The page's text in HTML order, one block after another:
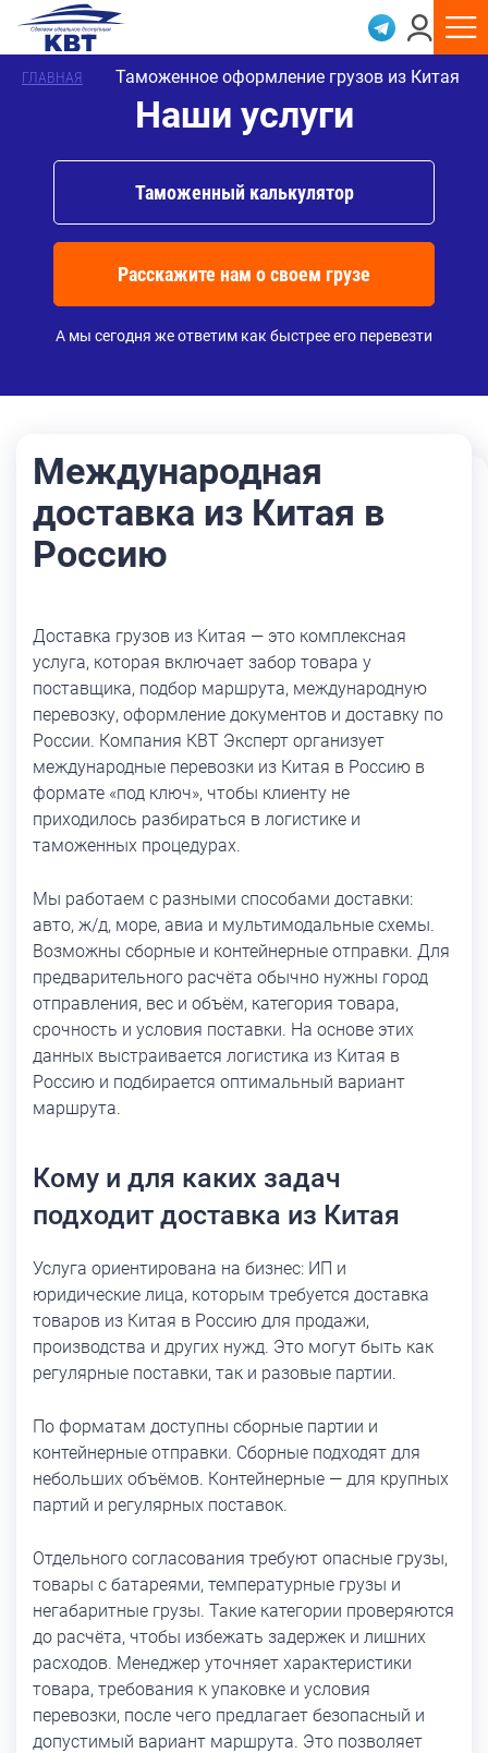
ГЛАВНАЯ Таможенное оформление грузов из Китая
Наши услуги
Таможенный калькулятор
Расскажите нам о своем грузе
А мы сегодня же ответим как быстрее его перевезти
Международная
доставка из Китая в
Россию
Доставка грузов из Китая — это комплексная
услуга, которая включает забор товара у
поставщика, подбор маршрута, международную
перевозку, оформление документов и доставку по
России. Компания КВТ Эксперт организует
международные перевозки из Китая в Россию в
формате «под ключ», чтобы клиенту не
приходилось разбираться в логистике и
таможенных процедурах.
Мы работаем с разными способами доставки:
авто, ж/д, море, авиа и мультимодальные схемы.
Возможны сборные и контейнерные отправки. Для
предварительного расчёта обычно нужны город
отправления, вес и объём, категория товара,
срочность и условия поставки. На основе этих
данных выстраивается логистика из Китая в
Россию и подбирается оптимальный вариант
маршрута.
Кому и для каких задач
подходит доставка из Китая
Услуга ориентирована на бизнес: ИП и
юридические лица, которым требуется доставка
товаров из Китая в Россию для продажи,
производства и других нужд. Это могут быть как
регулярные поставки, так и разовые партии.
По форматам доступны сборные партии и
контейнерные отправки. Сборные подходят для
небольших объёмов. Контейнерные — для крупных
партий и регулярных поставок.
Отдельного согласования требуют опасные грузы,
товары с батареями, температурные грузы и
негабаритные грузы. Такие категории проверяются
до расчёта, чтобы избежать задержек и лишних
расходов. Менеджер уточняет характеристики
товара, требования к упаковке и условия
перевозки, после чего предлагает безопасный и
допустимый вариант маршрута. Это позволяет